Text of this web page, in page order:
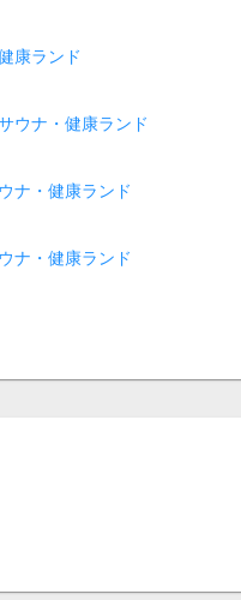
康ランド
ウナ・健康ランド
ナ・健康ランド
ナ・健康ランド